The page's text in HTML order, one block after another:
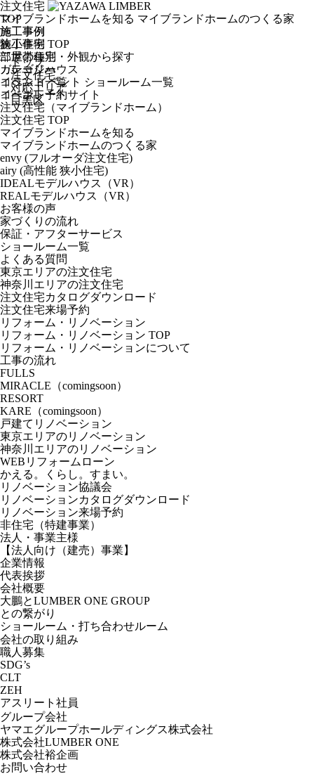
注文住宅
マイブランドホームを知る マイブランドホームのつくる家
施工事例
狭小住宅
二世帯住宅
ガレージハウス
コラム イベント ショールーム一覧
コーポレートサイト
TOP
施工事例
施工事例 TOP
部屋の種別・外観から探す
カテゴリー
イベント一覧
イベント予約
注文住宅（マイブランドホーム）
注文住宅 TOP
マイブランドホームを知る
マイブランドホームのつくる家
envy (フルオーダ注文住宅)
airy (高性能 狭小住宅)
IDEALモデルハウス（VR）
REALモデルハウス（VR）
お客様の声
家づくりの流れ
保証・アフターサービス
ショールーム一覧
よくある質問
東京エリアの注文住宅
神奈川エリアの注文住宅
注文住宅カタログダウンロード
注文住宅来場予約
リフォーム・リノベーション
リフォーム・リノベーション TOP
リフォーム・リノベーションについて
工事の流れ
FULLS
MIRACLE（comingsoon）
RESORT
KARE（comingsoon）
戸建てリノベーション
東京エリアのリノベーション
神奈川エリアのリノベーション
WEBリフォームローン
かえる。くらし。すまい。
リノベーション協議会
リノベーションカタログダウンロード
リノベーション来場予約
非住宅（特建事業）
法人・事業主様
【法人向け（建売）事業】
企業情報
代表挨拶
会社概要
大鵬とLUMBER ONE GROUP
との繋がり
ショールーム・打ち合わせルーム
会社の取り組み
職人募集
SDG’s
CLT
ZEH
アスリート社員
グループ会社
ヤマエグループホールディングス株式会社
株式会社LUMBER ONE
株式会社裕企画
お問い合わせ
トップ
注文住宅
対応エリア
目黒区